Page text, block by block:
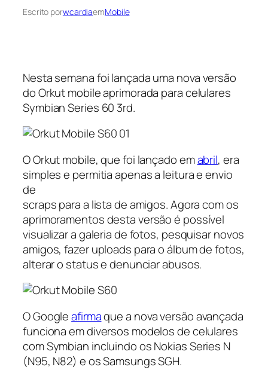
Escrito porwcardiaemMobile
Nesta semana foi lançada uma nova versão
do Orkut mobile aprimorada para celulares
Symbian Series 60 3rd.
O Orkut mobile, que foi lançado emabril, era
simples e permitia apenas a leitura e envio
de
scraps para a lista de amigos. Agora com os
aprimoramentos desta versão é possível
visualizar a galeria de fotos, pesquisar novos
amigos, fazer uploads para o álbum de fotos,
alterar o status e denunciar abusos.
O Googleafirmaque a nova versão avançada
funciona em diversos modelos de celulares
com Symbian incluindo os Nokias Series N
(N95, N82) e os Samsungs SGH.